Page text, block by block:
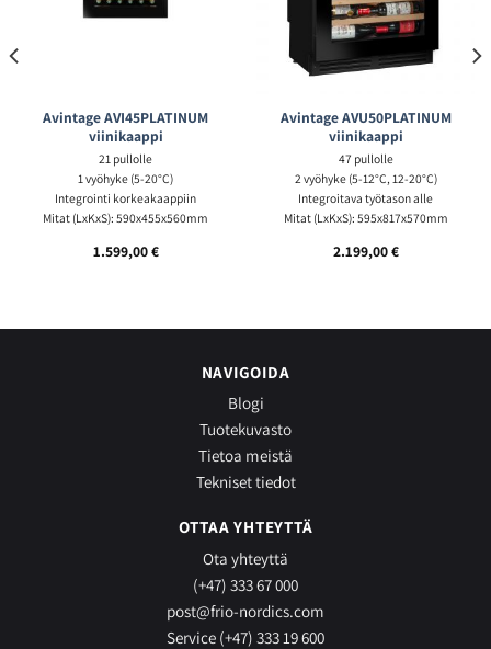
Avintage AVI45PLATINUM
viinikaappi
21 pullolle
1 vyöhyke (5-20°C)
Integrointi korkeakaappiin
Mitat (LxKxS): 590x455x560mm
1.599,00€
Avintage AVU50PLATINUM
viinikaappi
47 pullolle
2 vyöhyke (5-12°C, 12-20°C)
Integroitava työtason alle
Mitat (LxKxS): 595x817x570mm
2.199,00€
NAVIGOIDA
Blogi
Tuotekuvasto
Tietoa meistä
Tekniset tiedot
OTTAA YHTEYTTÄ
Ota yhteyttä
(+47) 333 67 000
post@frio-nordics.com
Service (+47) 333 19 600